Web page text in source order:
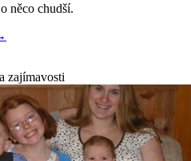
něco chudší.
zajímavosti